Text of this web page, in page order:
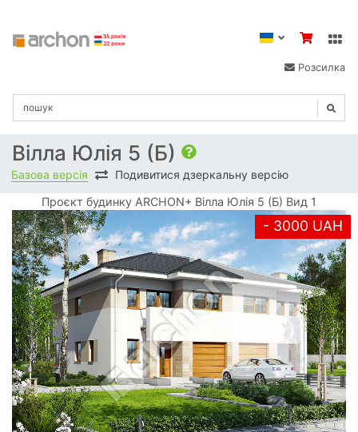
Розсилка
Вілла Юлія 5 (Б)
Базова версія Подивитися дзеркальну версію
Проєкт будинку ARCHON+ Вілла Юлія 5 (Б) Вид 1
- 3000 UAH